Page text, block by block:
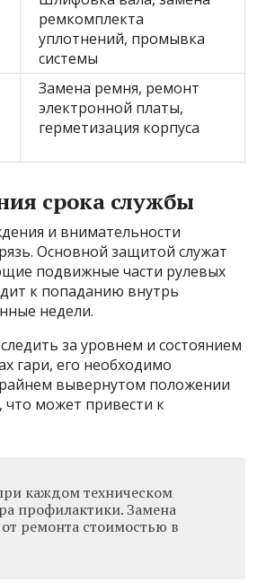
ремкомплекта
уплотнений, промывка
системы
Замена ремня, ремонт
электронной платы,
герметизация корпуса
срока службы
и внимательности
Основной защитой служат
подвижные части рулевых
к попаданию внутрь
недели.
за уровнем и состоянием
гари, его необходимо
вывернутом положении
что может привести к
каждом техническом
профилактики. Замена
ремонта стоимостью в